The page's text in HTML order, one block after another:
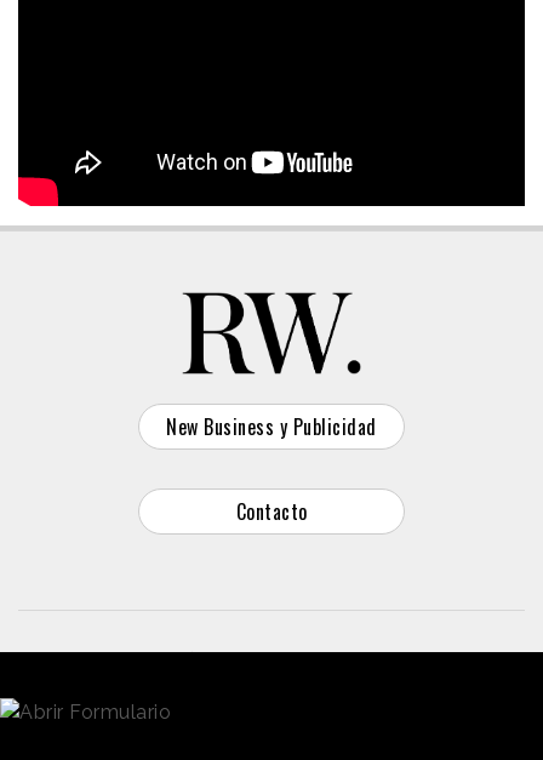
New Business y Publicidad
Contacto
Dirección: Calle Antonio Pirala 29. Madrid, 28017